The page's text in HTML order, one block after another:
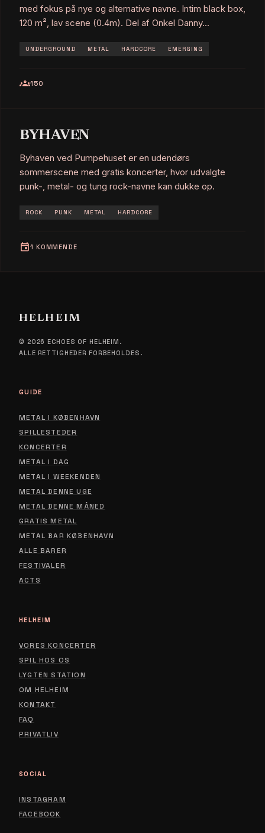
med fokus på nye og alternative navne. Intim black box,
120 m², lav scene (0.4m). Del af Onkel Danny...
UNDERGROUND METAL HARDCORE EMERGING
groups150
BYHAVEN
Byhaven ved Pumpehuset er en udendørs
sommerscene med gratis koncerter, hvor udvalgte
punk-, metal- og tung rock-navne kan dukke op.
ROCK PUNK METAL HARDCORE
event1 KOMMENDE
HELHEIM
© 2026 ECHOES OF HELHEIM.
ALLE RETTIGHEDER FORBEHOLDES.
GUIDE
METAL I KØBENHAVN
SPILLESTEDER
KONCERTER
METAL I DAG
METAL I WEEKENDEN
METAL DENNE UGE
METAL DENNE MÅNED
GRATIS METAL
METAL BAR KØBENHAVN
ALLE BARER
FESTIVALER
ACTS
HELHEIM
VORES KONCERTER
SPIL HOS OS
LYGTEN STATION
OM HELHEIM
KONTAKT
FAQ
PRIVATLIVPRIVACY POLICY
SOCIAL
INSTAGRAM
FACEBOOK